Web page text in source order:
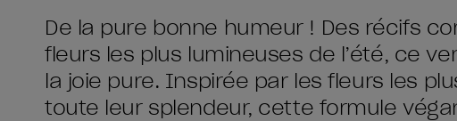
De la pure bonne humeur ! Des récifs
fleurs les plus lumineuses de l’été, ce
la joie pure. Inspirée par les fleurs les
toute leur splendeur, cette formule